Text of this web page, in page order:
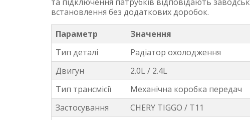
встановлення без додаткових доробок.
Параметр
Значення
Тип деталі
Радіатор охолодження
Двигун
2.0L / 2.4L
Тип трансмісії
Механічна коробка передач
Застосування
CHERY TIGGO / T11